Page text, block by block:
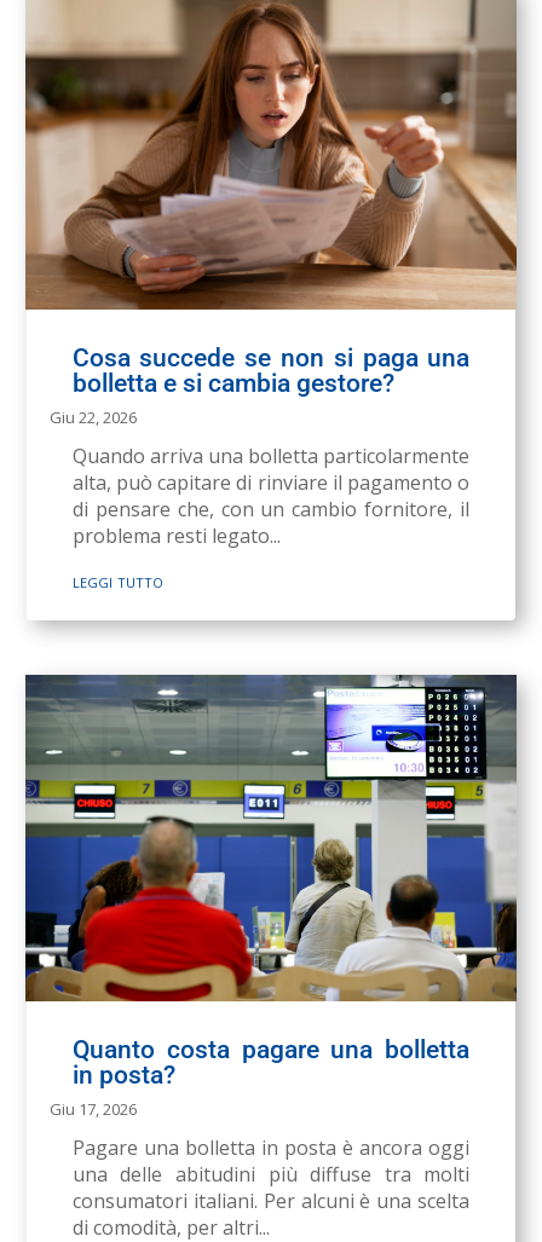
Cosa succede se non si paga una
bolletta e si cambia gestore?
Giu 22, 2026
Quando arriva una bolletta particolarmente
alta, può capitare di rinviare il pagamento o
di pensare che, con un cambio fornitore, il
problema resti legato...
leggi tutto
Quanto costa pagare una bolletta
in posta?
Giu 17, 2026
Pagare una bolletta in posta è ancora oggi
una delle abitudini più diffuse tra molti
consumatori italiani. Per alcuni è una scelta
di comodità, per altri...